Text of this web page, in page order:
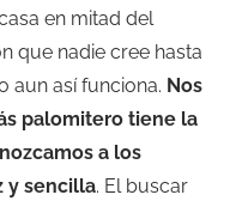
en mitad del
que nadie cree hasta
aun así funciona. Nos
palomitero tiene la
a los
y sencilla. El buscar